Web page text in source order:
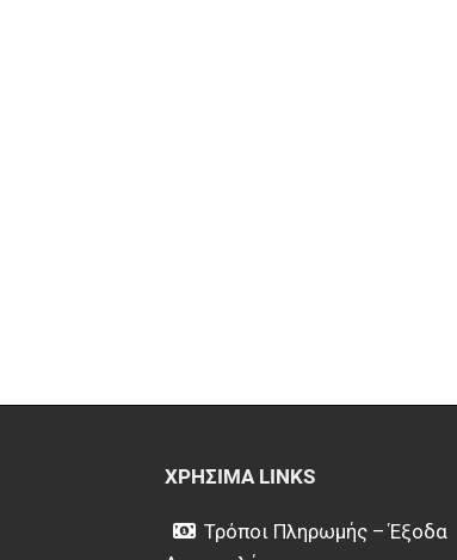
ΧΡΉΣΙΜΑ LINKS
Τρόποι Πληρωμής – Έξοδα